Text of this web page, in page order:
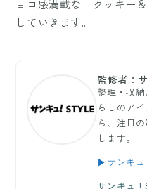
ョコ感満載な「クッキー
していきます。
監修者：
整理・収
らしのア
ら、注目
します。
▶サンキュ
サンキュ